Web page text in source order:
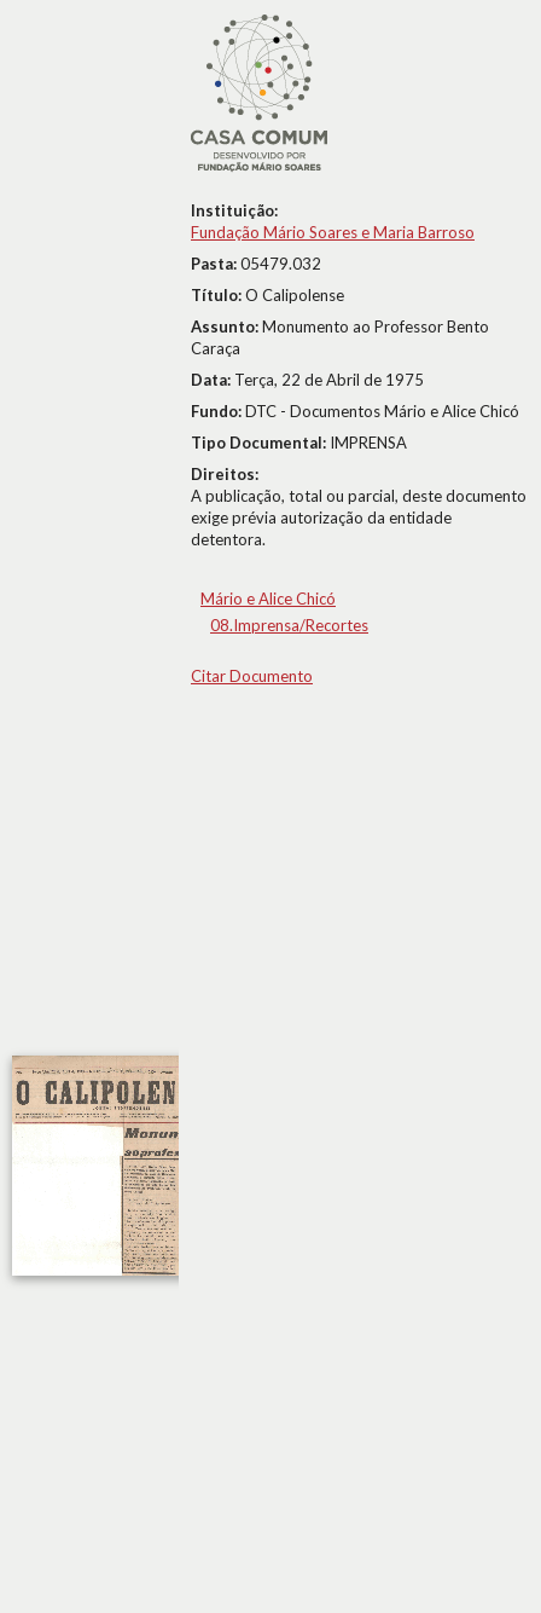
Instituição:
Fundação Mário Soares e Maria Barroso
Pasta:05479.032
Título:O Calipolense
Assunto:Monumento ao Professor Bento
Caraça
Data: Terça, 22 de Abril de 1975
Fundo:DTC - Documentos Mário e Alice Chicó
Tipo Documental: IMPRENSA
Direitos:
A publicação, total ou parcial, deste documento
exige prévia autorização da entidade
detentora.
Mário e Alice Chicó
08.Imprensa/Recortes
Citar Documento